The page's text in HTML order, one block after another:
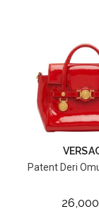
Patent Deri
26,000